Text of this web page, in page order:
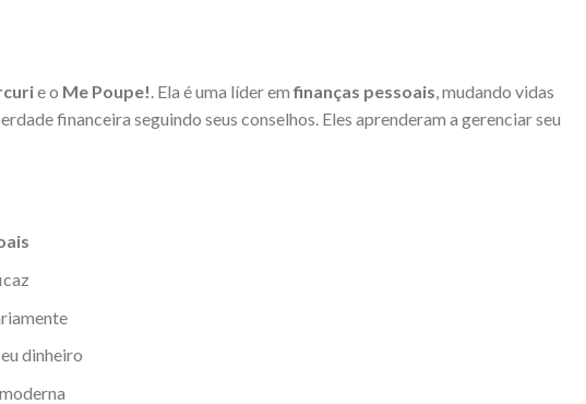
e o Me Poupe! . Ela é uma líder emfinanças pessoais , mudando vidas
financeira seguindo seus conselhos. Eles aprenderam a gerenciar seu
dinheiro